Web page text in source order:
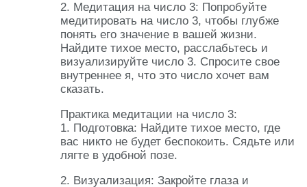
2. Медитация на число 3: Попробуйте
медитировать на число 3, чтобы глубже
понять его значение в вашей жизни.
Найдите тихое место, расслабьтесь и
визуализируйте число 3. Спросите свое
внутреннее я, что это число хочет вам
сказать.
Практика медитации на число 3:
1. Подготовка: Найдите тихое место, где
вас никто не будет беспокоить. Сядьте или
лягте в удобной позе.
2. Визуализация: Закройте глаза и